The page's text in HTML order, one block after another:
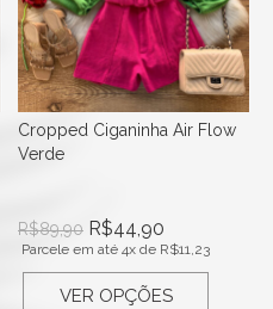
Cropped Ciganinha Air Flow
Verde
R$89,90 R$44,90
Parcele em até 4x de R$11,23
VER OPÇÕES